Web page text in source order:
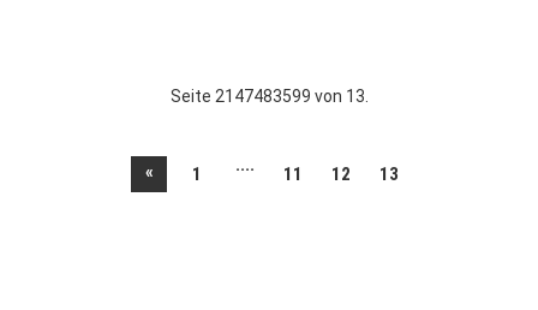
Seite 2147483599 von 13.
« 1 .... 11 12 13